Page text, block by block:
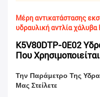
Μέρη αντικατάστασης
υδραυλική αντλία
K5V80DTP-0E02
Που
Την Παράμετρο Της
Μας Στείλετε